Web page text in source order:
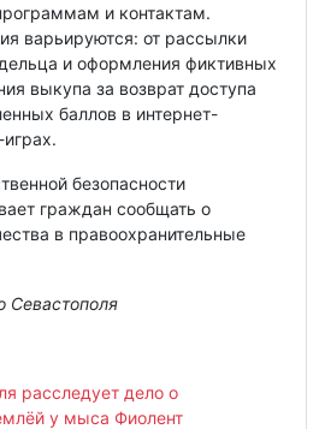
и контактам.
варьируются: от рассылки
и оформления фиктивных
выкупа за возврат доступа
баллов в интернет-
безопасности
граждан сообщать о
в правоохранительные
Севастополя
расследует дело о
у мыса Фиолент